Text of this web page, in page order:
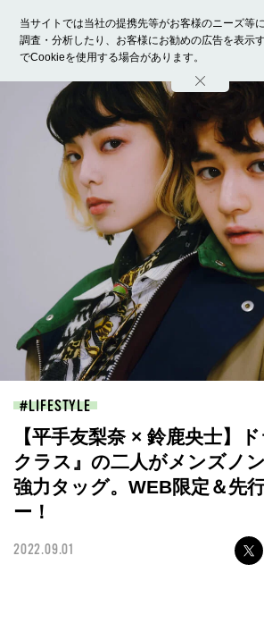
当サイトでは当社の提携先等がお客様のニーズ等
調査・分析したり、お客様にお勧めの広告を表示
でCookieを使用する場合があります。
ホーム モデル募集 ランキング
LIFESTYLE
【平手友梨奈 × 鈴鹿央士】
クラス』の二人がメンズノ
強力タッグ。WEB限定＆先
ー！
2022.09.01